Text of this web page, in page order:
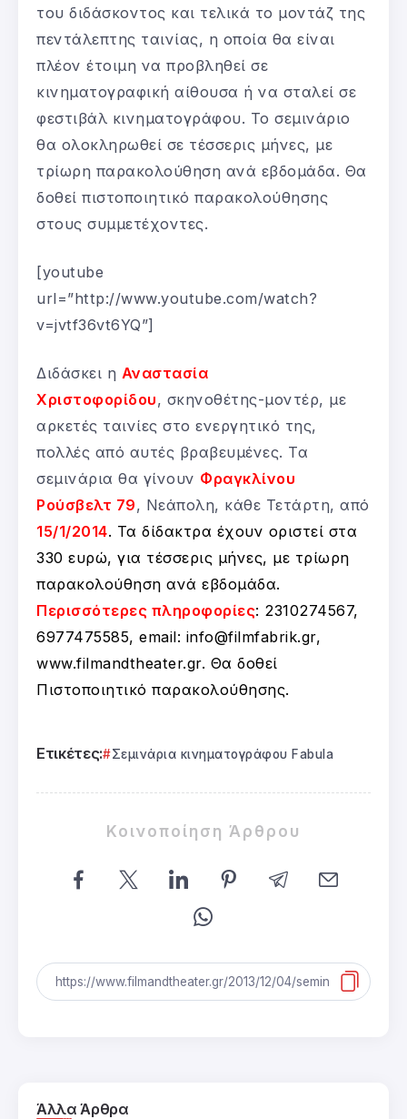
του διδάσκοντος και τελικά το μοντάζ της
πεντάλεπτης ταινίας, η οποία θα είναι
πλέον έτοιμη να προβληθεί σε
κινηματογραφική αίθουσα ή να σταλεί σε
φεστιβάλ κινηματογράφου. Το σεμινάριο
θα ολοκληρωθεί σε τέσσερις μήνες, με
τρίωρη παρακολούθηση ανά εβδομάδα. Θα
δοθεί πιστοποιητικό παρακολούθησης
στους συμμετέχοντες.
[youtube
url=”http://www.youtube.com/watch?
v=jvtf36vt6YQ”]
Διδάσκει η Αναστασία
Χριστοφορίδου, σκηνοθέτης-μοντέρ, με
αρκετές ταινίες στο ενεργητικό της,
πολλές από αυτές βραβευμένες. Τα
σεμινάρια θα γίνουν Φραγκλίνου
Ρούσβελτ 79, Νεάπολη, κάθε Τετάρτη, από
15/1/2014. Τα δίδακτρα έχουν οριστεί στα
330 ευρώ, για τέσσερις μήνες, με τρίωρη
παρακολούθηση ανά εβδομάδα.
Περισσότερες πληροφορίες: 2310274567,
6977475585, email: info@filmfabrik.gr,
www.filmandtheater.gr. Θα δοθεί
Πιστοποιητικό παρακολούθησης.
Ετικέτες: Σεμινάρια κινηματογράφου Fabula
Κοινοποίηση Άρθρου
Άλλα Άρθρα